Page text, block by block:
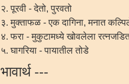
२. पूरवी - देतो, पुरवतो
३. मुक्ताफळ - एक दागिना, मनात
४. फरा - मुकुटामध्ये खोवलेला
५. घागरिया - पायातील तोडे
भावार्थ ---